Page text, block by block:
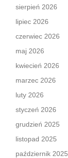
sierpień 2026
lipiec 2026
czerwiec 2026
maj 2026
kwiecień 2026
marzec 2026
luty 2026
styczeń 2026
grudzień 2025
listopad 2025
październik 2025